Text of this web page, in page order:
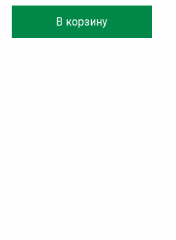
В корзину